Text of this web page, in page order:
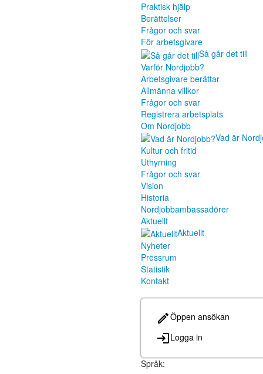
Praktisk hjälp
Berättelser
Frågor och svar
För arbetsgivare
Så går det till
Varför Nordjobb?
Arbetsgivare berättar
Allmänna villkor
Frågor och svar
Registrera arbetsplats
Om Nordjobb
Vad är
Kultur och fritid
Uthyrning
Frågor och svar
Vision
Historia
Nordjobbambassadörer
Aktuellt
Aktuellt
Nyheter
Pressrum
Statistik
Kontakt
Öppen ansökan
Logga in
Språk: